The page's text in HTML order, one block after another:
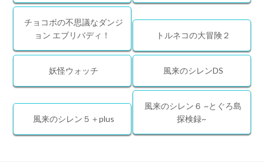
チョコボの不思議なダンジ
ョン エブリバディ！
トルネコの大冒険２
妖怪ウォッチ 風来のシレンDS
風来のシレン５＋plus
風来のシレン６ ~とぐろ島
探検録~